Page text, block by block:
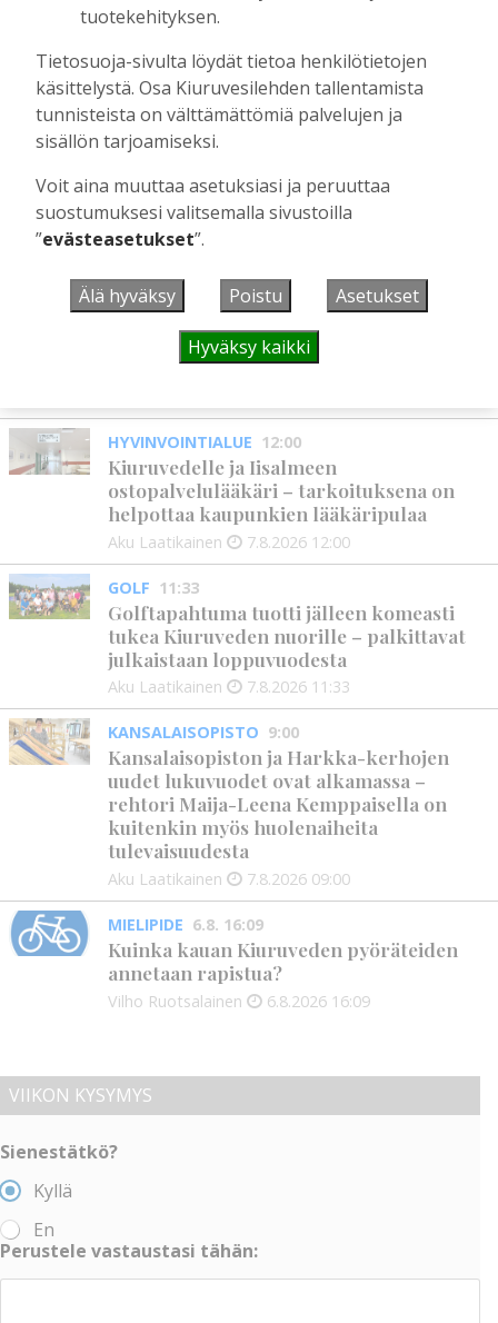
Tilaajille
Kiuruveden Urheilijat vahvalla
joukkueella ja mitalitavoittein nuorten
yleisurheilun SM-kisoihin
Aku Laatikainen 28.7.2026 11:03
UUSIMMAT
12:26
Terveisiä eduskuntaan
HYVINVOINTIALUE 12:00
Kiuruvedelle ja Iisalmeen
ostopalvelulääkäri – tarkoituksena on
helpottaa kaupunkien lääkäripulaa
Aku Laatikainen 7.8.2026 12:00
GOLF 11:33
Golftapahtuma tuotti jälleen komeasti
tukea Kiuruveden nuorille – palkittavat
julkaistaan loppuvuodesta
Aku Laatikainen 7.8.2026 11:33
KANSALAISOPISTO 9:00
Kansalaisopiston ja Harkka-kerhojen
uudet lukuvuodet ovat alkamassa –
rehtori Maija-Leena Kemppaisella on
kuitenkin myös huolenaiheita
tulevaisuudesta
Aku Laatikainen 7.8.2026 09:00
MIELIPIDE 6.8. 16:09
Kuinka kauan Kiuruveden pyöräteiden
annetaan rapistua?
Vilho Ruotsalainen 6.8.2026 16:09
VIIKON KYSYMYS
Sienestätkö?
Kyllä
En
Perustele vastaustasi tähän:
tuotekehityksen.
Tietosuoja-sivulta löydät tietoa henkilötietojen
käsittelystä. Osa Kiuruvesilehden tallentamista
tunnisteista on välttämättömiä palvelujen ja
sisällön tarjoamiseksi.
Voit aina muuttaa asetuksiasi ja peruuttaa
suostumuksesi valitsemalla sivustoilla
”evästeasetukset”.
Älä hyväksy Poistu Asetukset
Hyväksy kaikki